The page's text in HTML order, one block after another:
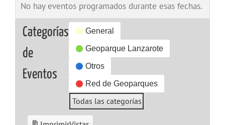
No hay eventos programados durante esas fechas.
Categorías
de
Eventos
General
Geoparque Lanzarote
Otros
Red de Geoparques
Todas las categorías